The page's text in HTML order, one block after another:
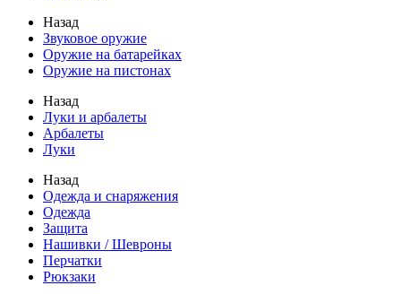
Назад
Звуковое оружие
Оружие на батарейках
Оружие на пистонах
Назад
Луки и арбалеты
Арбалеты
Луки
Назад
Одежда и снаряжения
Одежда
Защита
Нашивки / Шевроны
Перчатки
Рюкзаки